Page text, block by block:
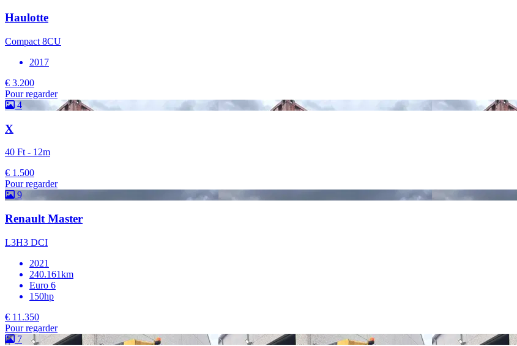
Haulotte
Compact 8CU
2017
€ 3.200
Pour regarder
4
X
40 Ft - 12m
€ 1.500
Pour regarder
9
Renault Master
L3H3 DCI
2021
240.161km
Euro 6
150hp
€ 11.350
Pour regarder
7